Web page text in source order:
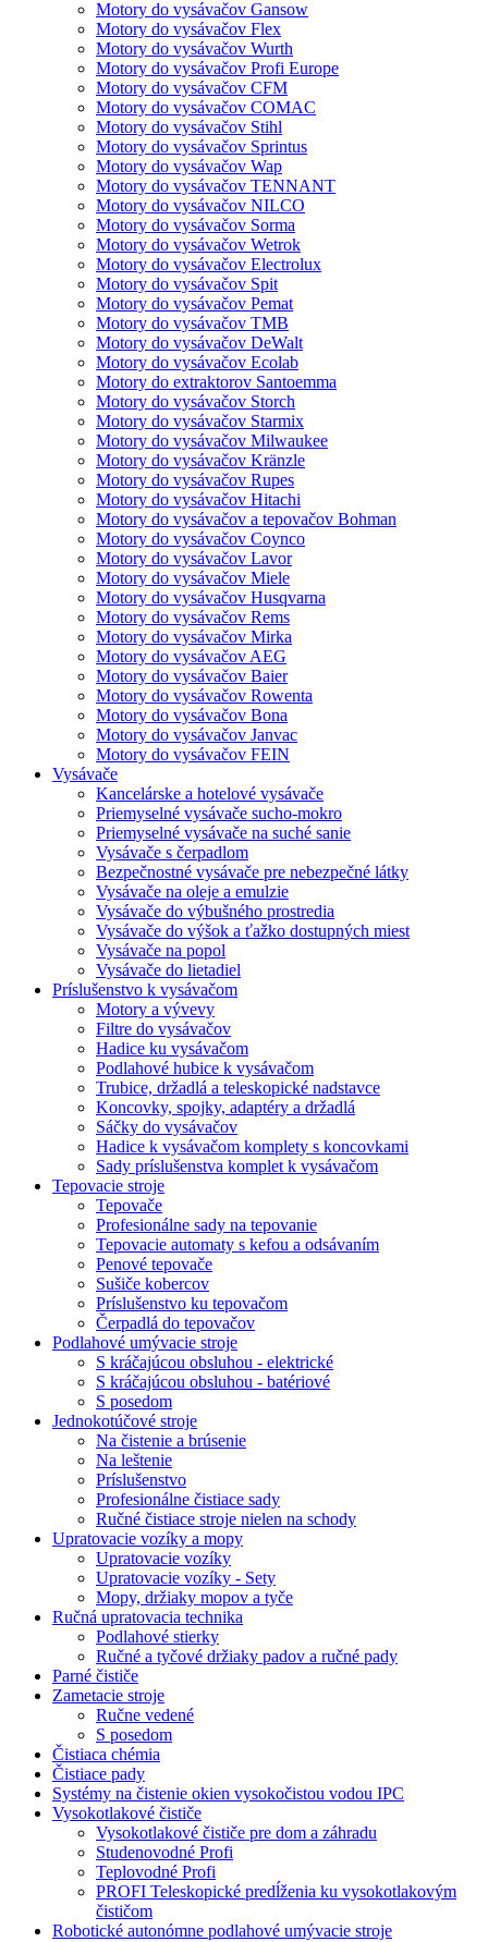
Motory do vysávačov Gansow
Motory do vysávačov Flex
Motory do vysávačov Wurth
Motory do vysávačov Profi Europe
Motory do vysávačov CFM
Motory do vysávačov COMAC
Motory do vysávačov Stihl
Motory do vysávačov Sprintus
Motory do vysávačov Wap
Motory do vysávačov TENNANT
Motory do vysávačov NILCO
Motory do vysávačov Sorma
Motory do vysávačov Wetrok
Motory do vysávačov Electrolux
Motory do vysávačov Spit
Motory do vysávačov Pemat
Motory do vysávačov TMB
Motory do vysávačov DeWalt
Motory do vysávačov Ecolab
Motory do extraktorov Santoemma
Motory do vysávačov Storch
Motory do vysávačov Starmix
Motory do vysávačov Milwaukee
Motory do vysávačov Kränzle
Motory do vysávačov Rupes
Motory do vysávačov Hitachi
Motory do vysávačov a tepovačov Bohman
Motory do vysávačov Coynco
Motory do vysávačov Lavor
Motory do vysávačov Miele
Motory do vysávačov Husqvarna
Motory do vysávačov Rems
Motory do vysávačov Mirka
Motory do vysávačov AEG
Motory do vysávačov Baier
Motory do vysávačov Rowenta
Motory do vysávačov Bona
Motory do vysávačov Janvac
Motory do vysávačov FEIN
Vysávače
Kancelárske a hotelové vysávače
Priemyselné vysávače sucho-mokro
Priemyselné vysávače na suché sanie
Vysávače s čerpadlom
Bezpečnostné vysávače pre nebezpečné látky
Vysávače na oleje a emulzie
Vysávače do výbušného prostredia
Vysávače do výšok a ťažko dostupných miest
Vysávače na popol
Vysávače do lietadiel
Príslušenstvo k vysávačom
Motory a vývevy
Filtre do vysávačov
Hadice ku vysávačom
Podlahové hubice k vysávačom
Trubice, držadlá a teleskopické nadstavce
Koncovky, spojky, adaptéry a držadlá
Sáčky do vysávačov
Hadice k vysávačom komplety s koncovkami
Sady príslušenstva komplet k vysávačom
Tepovacie stroje
Tepovače
Profesionálne sady na tepovanie
Tepovacie automaty s kefou a odsávaním
Penové tepovače
Sušiče kobercov
Príslušenstvo ku tepovačom
Čerpadlá do tepovačov
Podlahové umývacie stroje
S kráčajúcou obsluhou - elektrické
S kráčajúcou obsluhou - batériové
S posedom
Jednokotúčové stroje
Na čistenie a brúsenie
Na leštenie
Príslušenstvo
Profesionálne čistiace sady
Ručné čistiace stroje nielen na schody
Upratovacie vozíky a mopy
Upratovacie vozíky
Upratovacie vozíky - Sety
Mopy, držiaky mopov a tyče
Ručná upratovacia technika
Podlahové stierky
Ručné a tyčové držiaky padov a ručné pady
Parné čističe
Zametacie stroje
Ručne vedené
S posedom
Čistiaca chémia
Čistiace pady
Systémy na čistenie okien vysokočistou vodou IPC
Vysokotlakové čističe
Vysokotlakové čističe pre dom a záhradu
Studenovodné Profi
Teplovodné Profi
PROFI Teleskopické predĺženia ku vysokotlakovým
čističom
Robotické autonómne podlahové umývacie stroje